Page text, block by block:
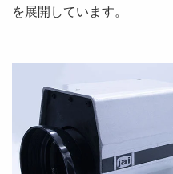
を展開しています。